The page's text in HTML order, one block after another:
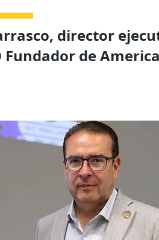
director
Fundador de